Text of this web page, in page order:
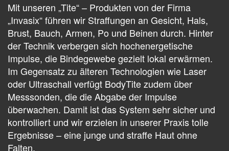
Mit unseren „Tite“ – Produkten von der Firma
„Invasix“ führen wir Straffungen an Gesicht, Hals,
Brust, Bauch, Armen, Po und Beinen durch. Hinter
der Technik verbergen sich hochenergetische
Impulse, die Bindegewebe gezielt lokal erwärmen.
Im Gegensatz zu älteren Technologien wie Laser
oder Ultraschall verfügt BodyTite zudem über
Messsonden, die die Abgabe der Impulse
überwachen. Damit ist das System sehr sicher und
kontrolliert und wir erzielen in unserer Praxis tolle
Ergebnisse – eine junge und straffe Haut ohne
Falten.